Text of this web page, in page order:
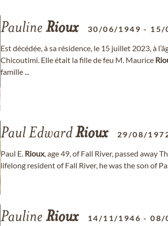
Pauline Rioux 30/06/1949 - 15/
Est décédée, à sa résidence, le 15 juillet 2023, à
Chicoutimi. Elle était la fille de feu M. Maurice
famille ...
Paul EdwardRioux 29/08/
Paul E. Rioux, age 49, of Fall River, passed away
lifelong resident of Fall River, he was the son of
Pauline Rioux 14/11/1946 -08/